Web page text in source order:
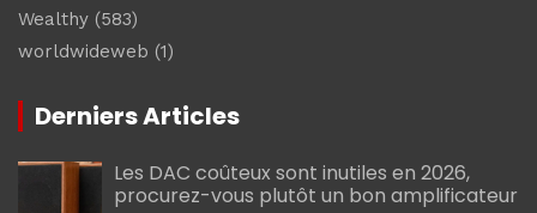
Wealthy (583)
worldwideweb (1)
Derniers Articles
Les DAC coûteux sont inutiles en 2026,
procurez-vous plutôt un bon amplificateur